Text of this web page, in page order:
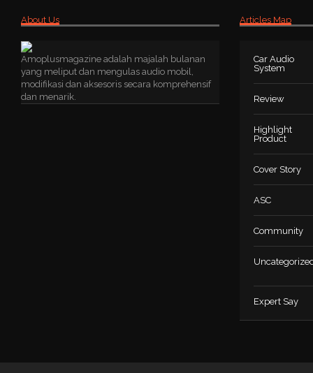
About Us
Amoplusmagazine adalah majalah bulanan
yang meliput dan mengulas audio mobil,
modifikasi dan aksesoris secara komprehensif
dan menarik.
Articles Map
Car Audio
System
Review
Highlight
Product
Cover Story
ASC
Community
Expert Say